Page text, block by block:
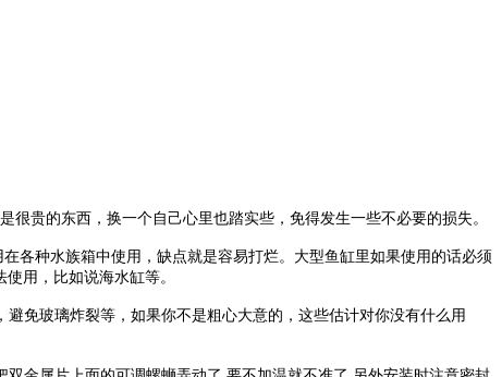
贵的东西，换一个自己心里也踏实些，免得发生一些不必要的损失。
各种水族箱中使用，缺点就是容易打烂。大型鱼缸里如果使用的话必须
用，比如说海水缸等。
免玻璃炸裂等，如果你不是粗心大意的，这些估计对你没有什么用